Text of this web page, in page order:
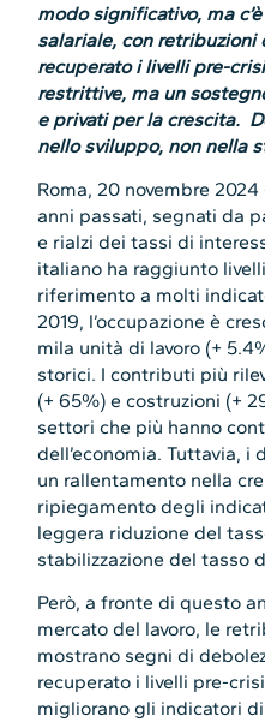
modo significativo, ma
salariale, con retribuzioni
recuperato i livelli pre-
restrittive, ma un
e privati per la crescita.
nello sviluppo, non nella
Roma, 20 novembre
anni passati, segnati da
e rialzi dei tassi di
italiano ha raggiunto
riferimento a molti
2019, l’occupazione è
mila unità di lavoro (+
storici. I contributi più
(+ 65%) e costruzioni (+
settori che più hanno
dell’economia. Tuttavia, i
un rallentamento nella
ripiegamento degli
leggera riduzione del
stabilizzazione del tasso
Però, a fronte di questo
mercato del lavoro, le
mostrano segni di
recuperato i livelli pre-
migliorano gli indicatori